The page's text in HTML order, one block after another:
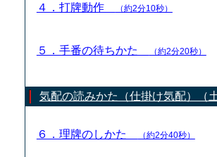
４．打牌動作 （約2分10秒）
５．手番の待ちかた （約2分20秒）
気配の読みかた（仕掛け気配）（
６．理牌のしかた （約2分40秒）